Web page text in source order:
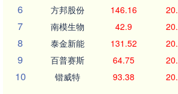
6 方邦股份 146.16
7 南模生物 42.9
8 泰金新能 131.52
9 百普赛斯 64.75
10 锴威特 93.38